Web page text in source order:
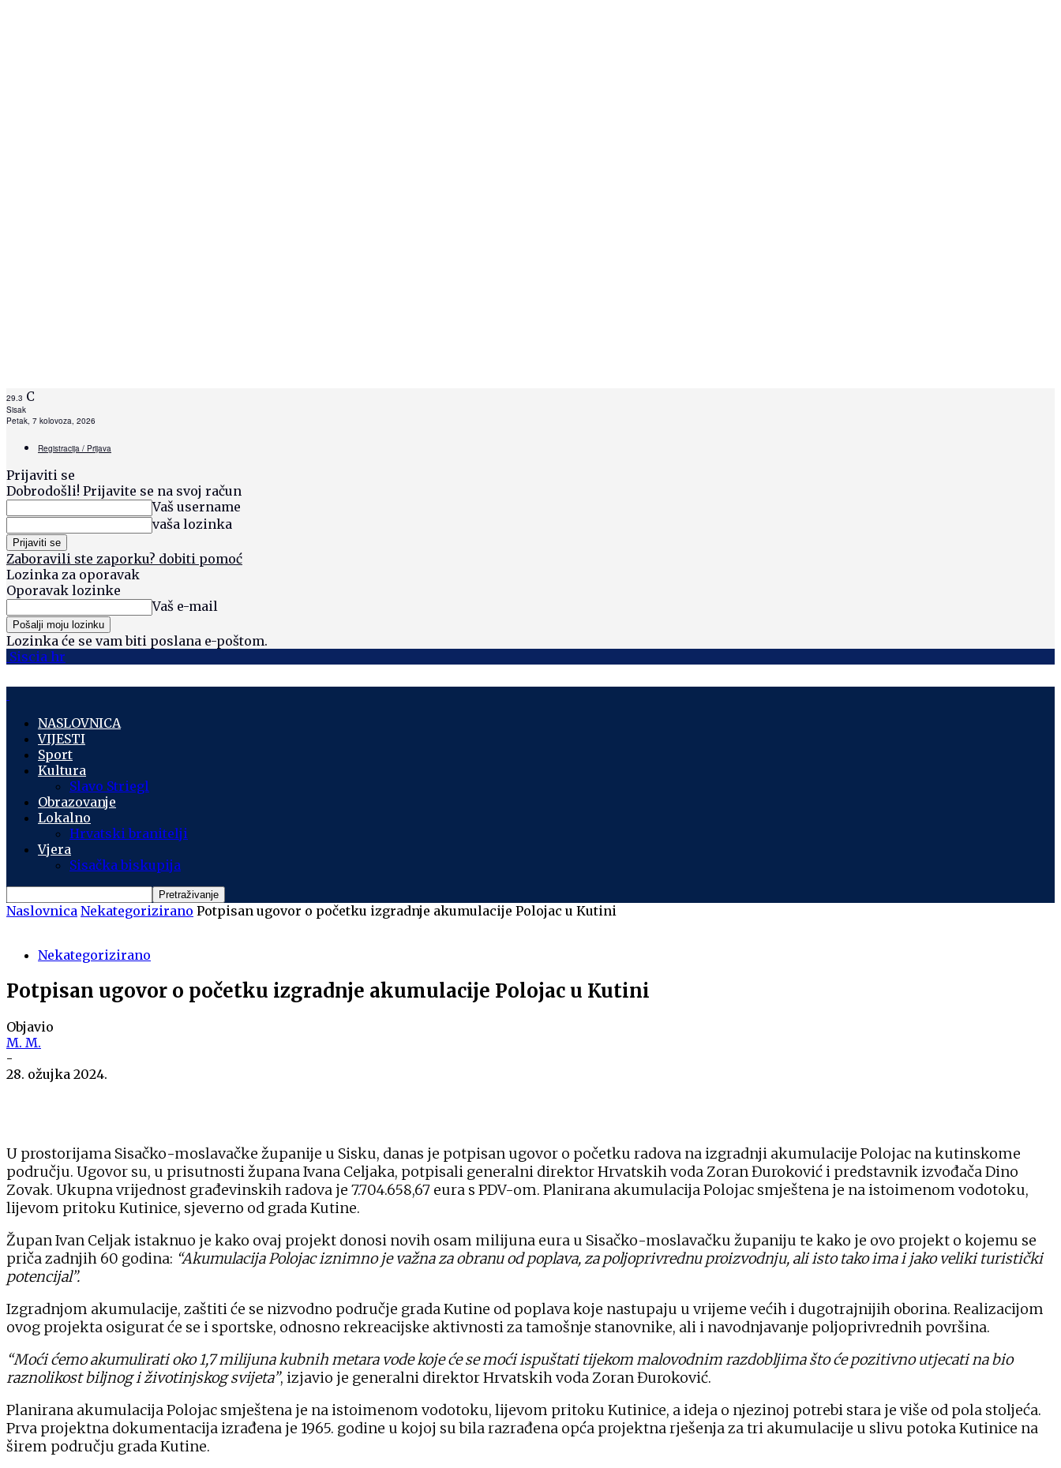
29.3 C
Sisak
Petak, 7 kolovoza, 2026
Registracija / Prijava
Prijaviti se
Dobrodošli! Prijavite se na svoj račun
Vaš username
vaša lozinka
Zaboravili ste zaporku? dobiti pomoć
Lozinka za oporavak
Oporavak lozinke
Vaš e-mail
Lozinka će se vam biti poslana e-poštom.
Siscia hr
NASLOVNICA
VIJESTI
Sport
Kultura
Slavo Striegl
Obrazovanje
Lokalno
Hrvatski branitelji
Vjera
Sisačka biskupija
Naslovnica Nekategorizirano Potpisan ugovor o početku izgradnje akumulacije Polojac u Kutini
Nekategorizirano
Potpisan ugovor o početku izgradnje akumulacije Polojac u Kutini
Objavio
M. M.
-
28. ožujka 2024.
U prostorijama Sisačko-moslavačke županije u Sisku, danas je potpisan ugovor o početku radova na izgradnji akumulacije Polojac na kutinskome
području. Ugovor su, u prisutnosti župana Ivana Celjaka, potpisali generalni direktor Hrvatskih voda Zoran Đuroković i predstavnik izvođača Dino
Zovak. Ukupna vrijednost građevinskih radova je 7.704.658,67 eura s PDV-om. Planirana akumulacija Polojac smještena je na istoimenom vodotoku,
lijevom pritoku Kutinice, sjeverno od grada Kutine.
Župan Ivan Celjak istaknuo je kako ovaj projekt donosi novih osam milijuna eura u Sisačko-moslavačku županiju te kako je ovo projekt o kojemu se
priča zadnjih 60 godina: “Akumulacija Polojac iznimno je važna za obranu od poplava, za poljoprivrednu proizvodnju, ali isto tako ima i jako veliki turistički
potencijal”.
Izgradnjom akumulacije, zaštiti će se nizvodno područje grada Kutine od poplava koje nastupaju u vrijeme većih i dugotrajnijih oborina. Realizacijom
ovog projekta osigurat će se i sportske, odnosno rekreacijske aktivnosti za tamošnje stanovnike, ali i navodnjavanje poljoprivrednih površina.
“Moći ćemo akumulirati oko 1,7 milijuna kubnih metara vode koje će se moći ispuštati tijekom malovodnim razdobljima što će pozitivno utjecati na bio
raznolikost biljnog i životinjskog svijeta”, izjavio je generalni direktor Hrvatskih voda Zoran Đuroković.
Planirana akumulacija Polojac smještena je na istoimenom vodotoku, lijevom pritoku Kutinice, a ideja o njezinoj potrebi stara je više od pola stoljeća.
Prva projektna dokumentacija izrađena je 1965. godine u kojoj su bila razrađena opća projektna rješenja za tri akumulacije u slivu potoka Kutinice na
širem području grada Kutine.